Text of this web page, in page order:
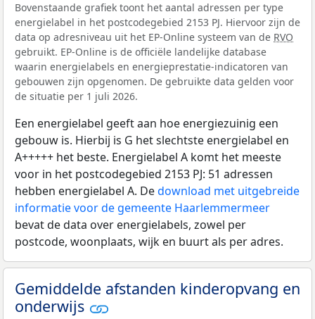
Bovenstaande grafiek toont het aantal adressen per type
energielabel in het postcodegebied 2153 PJ. Hiervoor zijn de
data op adresniveau uit het EP-Online systeem van de RVO
gebruikt. EP-Online is de officiële landelijke database
waarin energielabels en energieprestatie-indicatoren van
gebouwen zijn opgenomen. De gebruikte data gelden voor
de situatie per 1 juli 2026.
Een energielabel geeft aan hoe energiezuinig een
gebouw is. Hierbij is G het slechtste energielabel en
A+++++ het beste. Energielabel A komt het meeste
voor in het postcodegebied 2153 PJ: 51 adressen
hebben energielabel A. Dedownload met uitgebreide
informatie voor de gemeente Haarlemmermeer
bevat de data over energielabels, zowel per
postcode, woonplaats, wijk en buurt als per adres.
Gemiddelde afstanden kinderopvang en
onderwijs